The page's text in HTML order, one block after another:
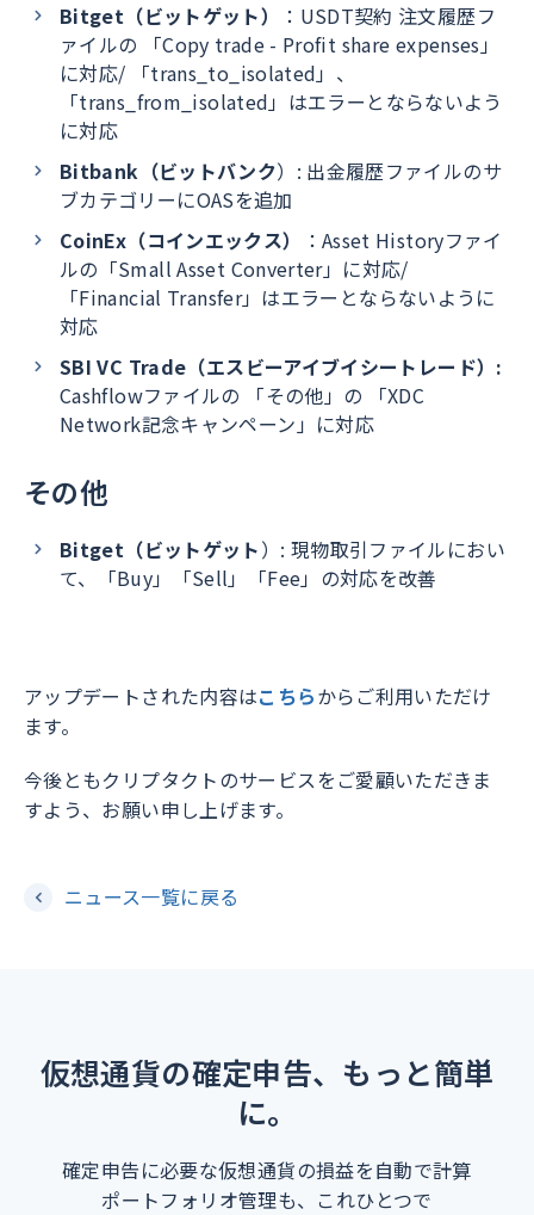
Bitget（ビットゲット）
：USDT契約 注文履歴フ
ァイルの 「Copy trade - Profit share expenses」
に対応/ 「trans_to_isolated」、
「trans_from_isolated」はエラーとならないよう
に対応
Bitbank（ビットバンク）: 出金履歴ファイルのサ
ブカテゴリーにOASを追加
CoinEx（コインエックス）
：Asset Historyファイ
ルの「Small Asset Converter」に対応/
「Financial Transfer」はエラーとならないように
対応
SBI VC Trade（エスビーアイブイシートレード）:
Cashflowファイルの 「その他」の 「XDC
Network記念キャンペーン」に対応
その他
Bitget（ビットゲット）: 現物取引ファイルにおい
て、「Buy」「Sell」「Fee」の対応を改善
アップデートされた内容はこちらからご利用いただけ
ます。
今後ともクリプタクトのサービスをご愛顧いただきま
すよう、お願い申し上げます。
ニュース一覧に戻る
仮想通貨の確定申告、もっと簡単
に。
確定申告に必要な仮想通貨の損益を自動で計算
ポートフォリオ管理も、これひとつで